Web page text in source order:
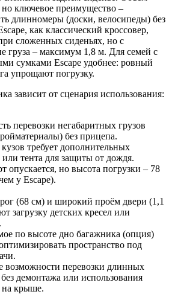
ключевое преимущество –
длинномеры (доски, велосипеды) без
как классический кроссовер,
сложенных сиденьях, но с
груза – максимум 1,8 м. Для семей с
сумками Escape удобнее: ровный
упрощают погрузку.
зависит от сценария использования:
перевозки негабаритных грузов
без прицепа.
требует дополнительных
тента для защиты от дождя.
опускается, но высота погрузки – 78
у Escape).
(68 см) и широкий проём двери (1,1
загрузку детских кресел или
по высоте дно багажника (опция)
пространство под
возможности перевозки длинных
демонтажа или использования
на крыше.